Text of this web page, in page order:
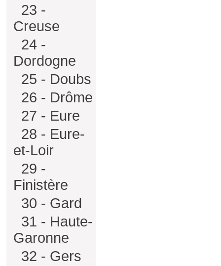
23 -
Creuse
24 -
Dordogne
25 - Doubs
26 - Drôme
27 - Eure
28 - Eure-
et-Loir
29 -
Finistère
30 - Gard
31 - Haute-
Garonne
32 - Gers